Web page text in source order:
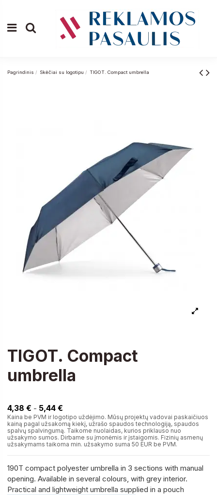
Pagrindinis Skėčiai su logotipu TIGOT. Compact umbrella
TIGOT. Compact
umbrella
4,38 € - 5,44 €
Kaina be PVM ir logotipo uždėjimo. Mūsų projektų vadovai paskaičiuos
kainą pagal užsakomą kiekį, užrašo spaudos technologiją, spaudos
spalvų spalvingumą. Taikome nuolaidas, kurios priklauso nuo
užsakymo sumos. Dirbame su įmonėmis ir įstaigomis. Fizinių asmenų
užsakymams taikoma min. užsakymo suma 50 EUR be PVM.
190T compact polyester umbrella in 3 sections with manual
opening. Available in several colours, with grey interior.
Practical and lightweight umbrella supplied in a pouch